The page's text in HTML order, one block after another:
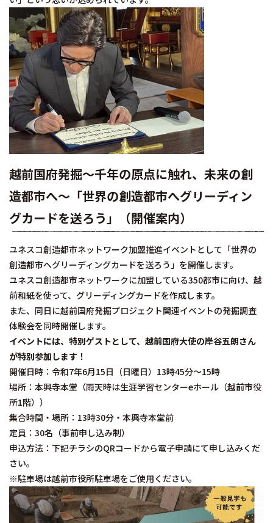
越前国府発掘～千年の原点に触れ、未来の創
造都市へ～「世界の創造都市へグリーディン
グカードを送ろう」（開催案内）
ユネスコ創造都市ネットワーク加盟推進イベントとして「世界の
創造都市へグリーディングカードを送ろう」を開催します。
ユネスコ創造都市ネットワークに加盟している350都市に向け、越
前和紙を使って、グリーディングカードを作成します。
また、同日に越前国府発掘プロジェクト関連イベントの発掘調査
体験会を同時開催します。
イベントには、特別ゲストとして、越前国府大使の岸谷五朗さん
が特別参加します！
開催日時：令和7年6月15日（日曜日）13時45分～15時
場所：本興寺本堂（雨天時は生涯学習センターeホール（越前市役
所1階））
集合時間・場所：13時30分・本興寺本堂前
定員：30名（事前申し込み制）
申込方法：下記チラシのQRコードから電子申請にて申し込みくだ
さい。
※駐車場は越前市役所駐車場をご使用ください。